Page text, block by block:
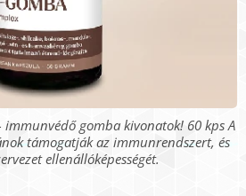
immunvédő gomba kivonatok! 60 kps A
támogatják az immunrendszert, és
ellenállóképességét.